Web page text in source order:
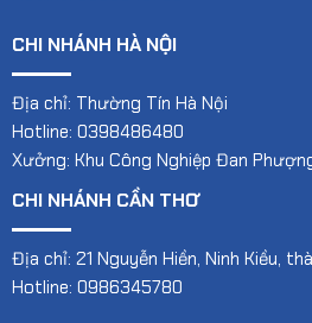
CHI NHÁNH HÀ NỘI
Địa chỉ: Thường Tín Hà Nội
Hotline: 0398486480
Xưởng: Khu Công Nghiệp Đan
CHI NHÁNH CẦN THƠ
Địa chỉ: 21 Nguyễn Hiền, Ninh Kiều,
Hotline: 0986345780